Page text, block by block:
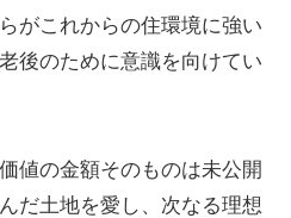
がこれからの住環境に強い
後のために意識を向けてい
値の金額そのものは未公開
だ土地を愛し、次なる理想